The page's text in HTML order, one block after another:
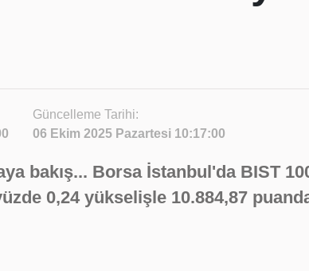
Güncelleme Tarihi:
06 Ekim 2025 Pazartesi 10:17:00
bakış... Borsa İstanbul'da BIST
0,24 yükselişle 10.884,87